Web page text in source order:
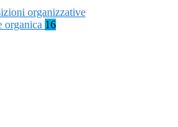
organizzative
organica 16